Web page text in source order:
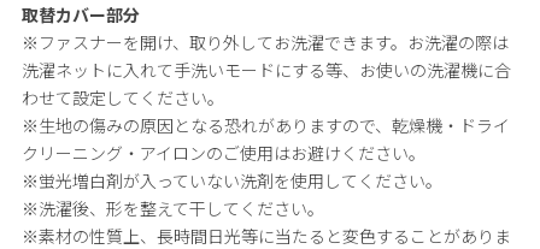
取替カバー部分
※ファスナーを開け、取り外してお洗濯できます。お洗濯の際は
洗濯ネットに入れて手洗いモードにする等、お使いの洗濯機に合
わせて設定してください。
※生地の傷みの原因となる恐れがありますので、乾燥機・ドライ
クリーニング・アイロンのご使用はお避けください。
※蛍光増白剤が入っていない洗剤を使用してください。
※洗濯後、形を整えて干してください。
※素材の性質上、長時間日光等に当たると変色することがありま